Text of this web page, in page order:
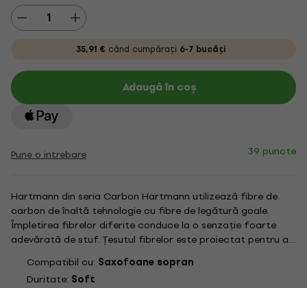
35,91 € când cumpărați 6-7 bucăți
Adaugă în coș
Pune o intrebare 39 puncte
Hartmann din seria Carbon Hartmann utilizează fibre de
carbon de înaltă tehnologie cu fibre de legătură goale.
Împletirea fibrelor diferite conduce la o senzație foarte
adevărată de stuf. Țesutul fibrelor este proiectat pentru a
emula trestia naturală în moduri pe care nici o altă stâncă
sintetică nu o poate. Fibrele din fibre de carbon reproduc...
Compatibil cu: Saxofoane sopran
Duritate: Soft